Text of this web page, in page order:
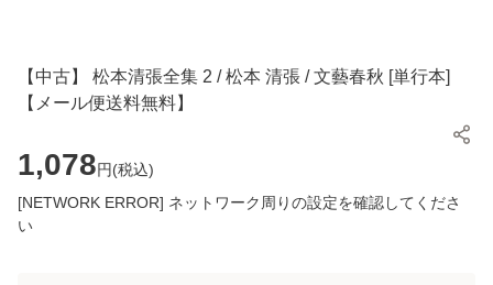
【中古】 松本清張全集 2 / 松本 清張 / 文藝春秋 [単行本]
【メール便送料無料】
1,078円(税込)
[NETWORK ERROR] ネットワーク周りの設定を確認してくださ
い